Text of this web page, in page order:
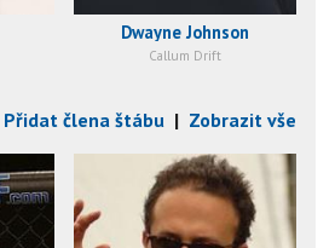
Dwayne Johnson
Callum Drift
Přidat člena štábu | Zobrazit vše